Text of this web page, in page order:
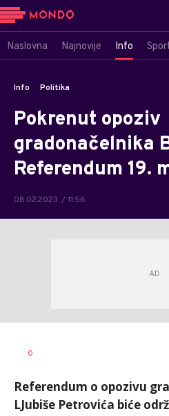
Naslovna Najnovije Info
Info Politika
Pokrenut opoziv
gradonačelnika
Referendum 19.
08.02.2023. / 11:56
AUTOR
0
Referendum o opozivu
LJubiše Petrovića biće